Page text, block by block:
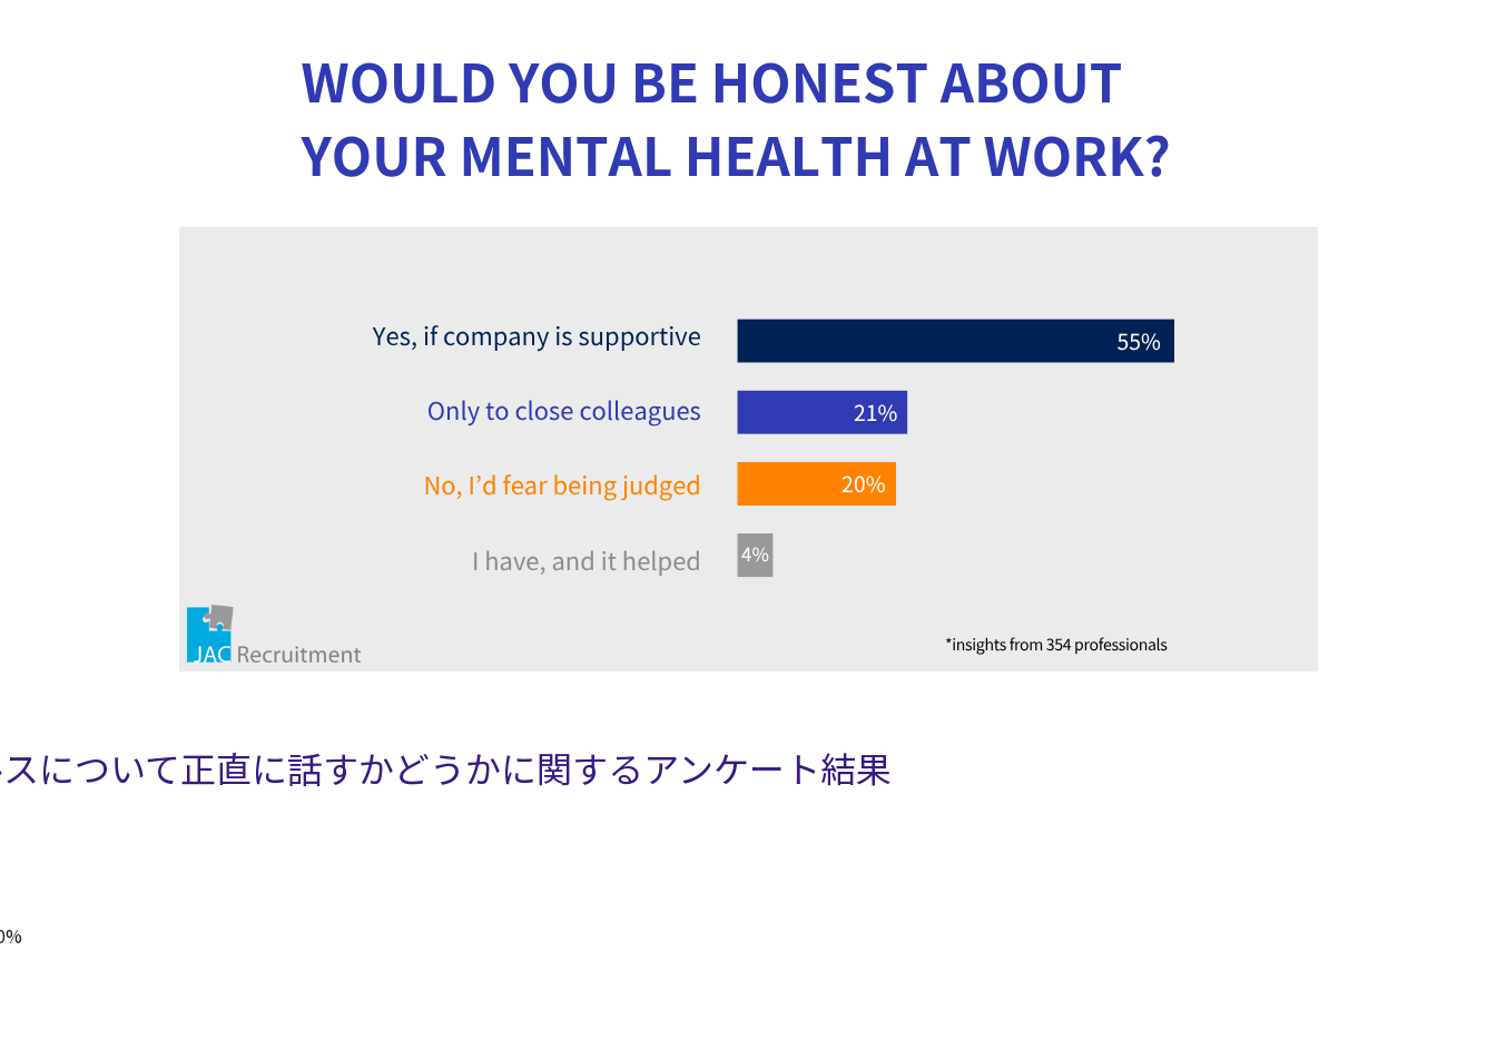
について正直に話すかどうかに関するアンケート結果